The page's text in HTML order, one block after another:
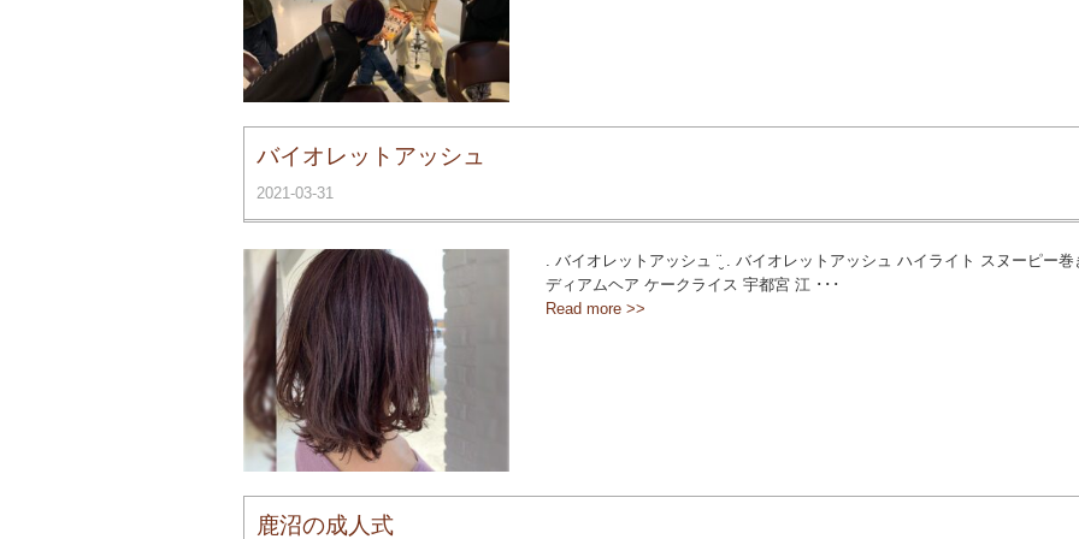
バイオレットアッシュ
2021-03-31
. バイオレットアッシュ ¨̮ . バイオレットアッシュ ハイライト スヌーピー巻
ディアムヘア ケークライス 宇都宮 江 ･･･
Read more >>
鹿沼の成人式